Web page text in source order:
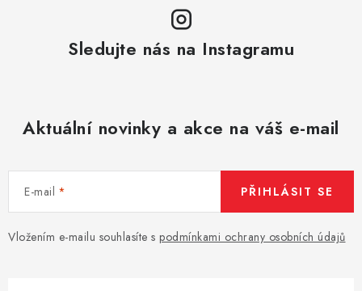
Sledujte nás na Instagramu
Aktuální novinky a akce na váš e-mail
E-mail
Vložením e-mailu souhlasíte s podmínkami ochrany osobních údajů
PŘIHLÁSIT SE